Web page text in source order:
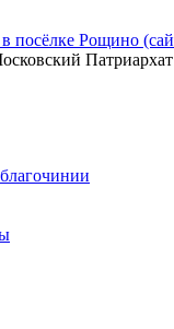
посёлке Рощино
Патриархат